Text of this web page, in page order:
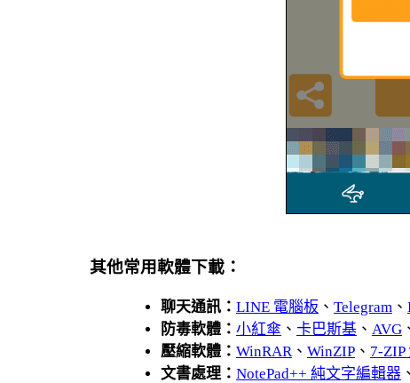
其他常用軟體下載：
聊天通訊： LINE 電腦板 、 Telegram、
防毒軟體： 小紅傘 、 卡巴斯基、 AVG
壓縮軟體： WinRAR、 WinZIP、 7-
文書處理： NotePad++ 純文字編輯器、